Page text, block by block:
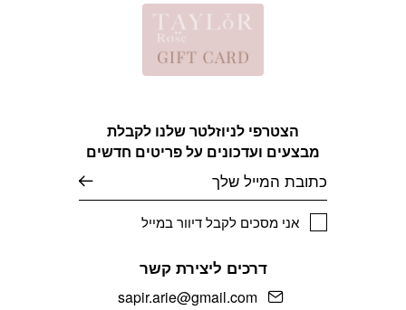
הצטרפי לניוזלטר שלנו לקבלת
מבצעים ועדכונים על פריטים חדשים
אני מסכים לקבל דיוור במייל
דרכים ליצירת קשר
sapir.arie@gmail.com